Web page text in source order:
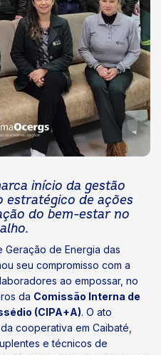
início da gestão
estratégico de ações
do bem-estar no
Geração de Energia das
seu compromisso com a
ao empossar, no
da Comissão Interna de
(CIPA+A). O ato
cooperativa em Caibaté,
e técnicos de